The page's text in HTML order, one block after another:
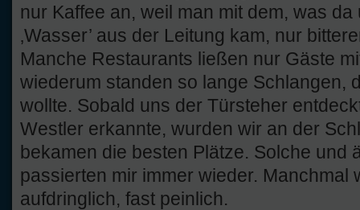
nur Kaffee an, weil man mit dem, was
‚Wasser’ aus der Leitung kam, nur
Manche Restaurants ließen nur Gäste
wiederum standen so lange Schlangen,
wollte. Sobald uns der Türsteher
Westler erkannte, wurden wir an der
bekamen die besten Plätze. Solche und
passierten mir immer wieder. Manchmal
aufdringlich, fast peinlich.